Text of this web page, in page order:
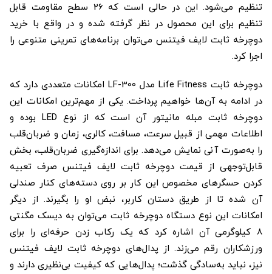
تنظیم می‌شود. این در حالی است که 26 سطح مقاومت قابل
تنظیم برای این محصول در نظر گرفته شده و در واقع با خرید
دوچرخه ثابت لایف فیتنس می‌توان برنامه‌های تمرینی متنوعی را
اجرا کرد.
دوچرخه ثابت Life Fitness مدل LF-300 امکانات متعددی دارد که
در ادامه به آن‌ها خواهیم پرداخت. یکی از مهم‌ترین امکانات این
دوچرخه ثابت مبله مانیتور آن است که از نوع LED بوده و
اطلاعات مهمی از قبیل سرعت، مسافت، کالری، زمان و ضربان‌قلب
را به‌صورت آنی نمایش می‌دهد. برای اندازه‌گیری ضربان‌قلب، بخش
قابل‌توجهی از قیمت دوچرخه ثابت لایف فیتنس صرف تعبیه
کردن حسگرهای مخصوص این کار بر روی دسته‌های کنار صندلی
آن شده تا از طریق دستان کاربر، نبض او را بگیرند. از دیگر
امکانات این نوع دستگاه دوچرخه ثابت می‌توان به دیسک مگنتی
8 کیلوگرمی آن اشاره کرد که یک رکاب زدن حرفه‌ای را برای
ورزشکاران رقم می‌زند. از پدال‌های دوچرخه ثابت لایف فیتنس
نیز، نباید به‌سادگی گذشت؛ پدال‌هایی که کیفیت بی‌نظیری دارند و